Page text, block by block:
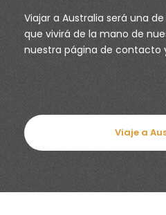
Viajar a Australia será una
que vivirá de la mano de
nuestra página de contacto
Viaje a